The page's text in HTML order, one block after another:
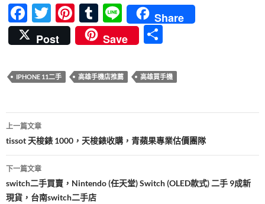
F
ac
e
b
o
o
k
T
w
itt
er
Pi
nt
er
es
t
T
u
m
bl
r
Li
n
e
Share
Post
Save
IPHONE 11二手 高雄手機店推薦 高雄買手機
文
章
導
覽
上一篇文章
tissot 天梭錶 1000，天梭錶收購，青蘋果專業估價團隊
下一篇文章
switch二手買賣，Nintendo (任天堂) Switch (OLED款式) 二手 9成新
現貨，台南switch二手店